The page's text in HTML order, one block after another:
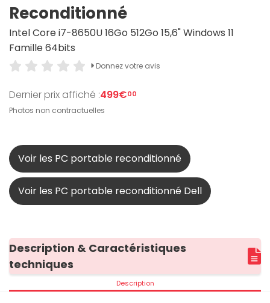
Reconditionné
Intel Core i7-8650U 16Go 512Go 15,6" Windows 11
Famille 64bits
Donnez votre avis
Dernier prix affiché :499€00
Photos non contractuelles
Voir les PC portable reconditionné
Voir les PC portable reconditionné Dell
Description & Caractéristiques
techniques
Description